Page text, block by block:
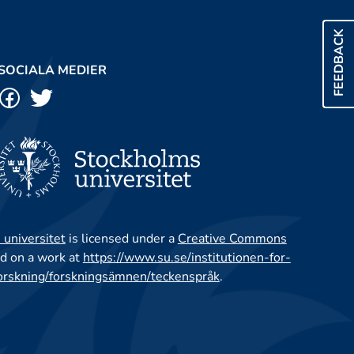
FEEDBACK
MEDIER
universitetis licensed under a Creative Commons
on a work at https://www.su.se/institutionen-for-
forskningsämnen/teckenspråk.